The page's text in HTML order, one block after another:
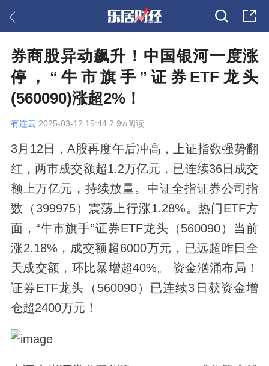
券商股异动飙升！中国银河一度涨
停，“牛市旗手”证券ETF龙头
(560090)涨超2%！
有连云 2025-03-12 15:44 2.9w阅读
3月12日，A股再度午后冲高，上证指数强势翻
红，两市成交额超1.2万亿元，已连续36日成交
额上万亿元，持续放量。中证全指证券公司指
数（399975）震荡上行涨1.28%。热门ETF方
面，“牛市旗手”证券ETF龙头（560090）当前
涨2.18%，成交额超6000万元，已远超昨日全
天成交额，环比暴增超40%。 资金汹涌布局！
证券ETF龙头（560090）已连续3日获资金增
仓超2400万元！